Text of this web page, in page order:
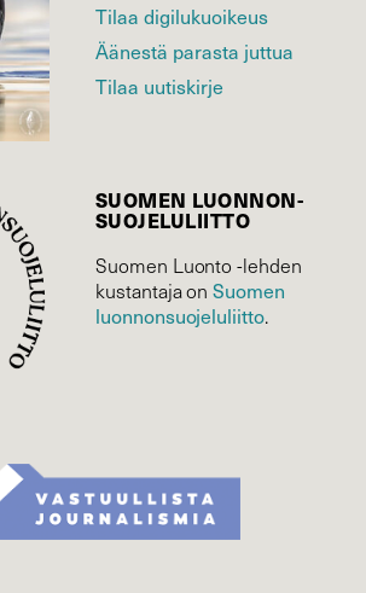
Tilaa digilukuoikeus
Äänestä parasta juttua
Tilaa uutiskirje
SUOMEN LUONNON­
SUOJELU­LIITTO
Suomen Luonto -lehden
kustantaja onSuomen
luonnonsuojelu­liitto.